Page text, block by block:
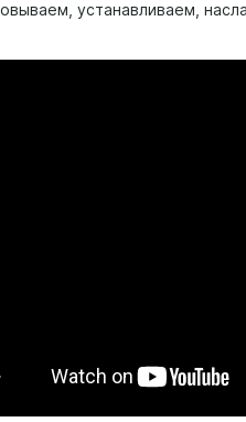
устанавливаем,